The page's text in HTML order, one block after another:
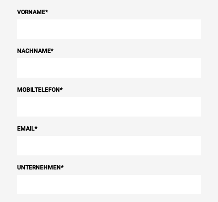
VORNAME*
NACHNAME*
MOBILTELEFON*
EMAIL*
UNTERNEHMEN*